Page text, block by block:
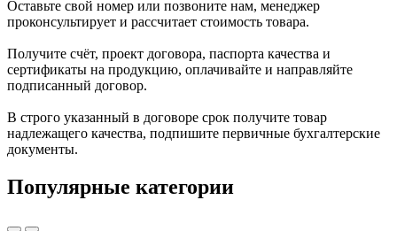
Оставьте свой номер или позвоните нам, менеджер
проконсультирует и рассчитает стоимость товара.
Получите счёт, проект договора, паспорта качества и
сертификаты на продукцию, оплачивайте и направляйте
подписанный договор.
В строго указанный в договоре срок получите товар
надлежащего качества, подпишите первичные бухгалтерские
документы.
Популярные категории